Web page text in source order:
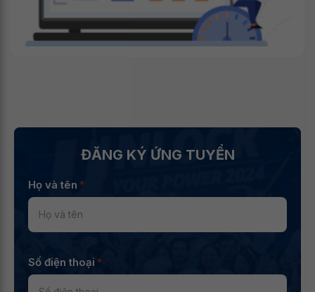
ĐĂNG KÝ ỨNG TUYỂN
Họ và tên *
Số điện thoại *